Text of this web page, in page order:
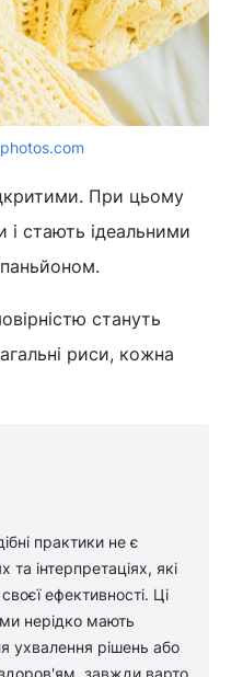
При цьому
і стають ідеальними
стануть
риси, кожна
практики не є
інтерпретаціях, які
ефективності. Ці
нерідко мають
ухвалення рішень або
здоров'ям, завжди варто